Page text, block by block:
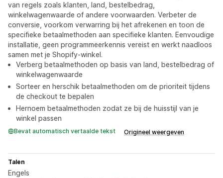
van regels zoals klanten, land, bestelbedrag,
winkelwagenwaarde of andere voorwaarden. Verbeter de
conversie, voorkom verwarring bij het afrekenen en toon de
specifieke betaalmethoden aan specifieke klanten. Eenvoudige
installatie, geen programmeerkennis vereist en werkt naadloos
samen met je Shopify-winkel.
Verberg betaalmethoden op basis van land, bestelbedrag of
winkelwagenwaarde
Sorteer en herschik betaalmethoden om de prioriteit tijdens
de checkout te bepalen
Hernoem betaalmethoden zodat ze bij de huisstijl van je
winkel passen
Bevat automatisch vertaalde tekst Origineel weergeven
Talen
Engels